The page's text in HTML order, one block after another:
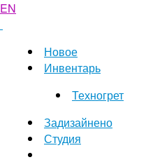
EN
Новое
Инвентарь
Техногрет
Задизайнено
Студия